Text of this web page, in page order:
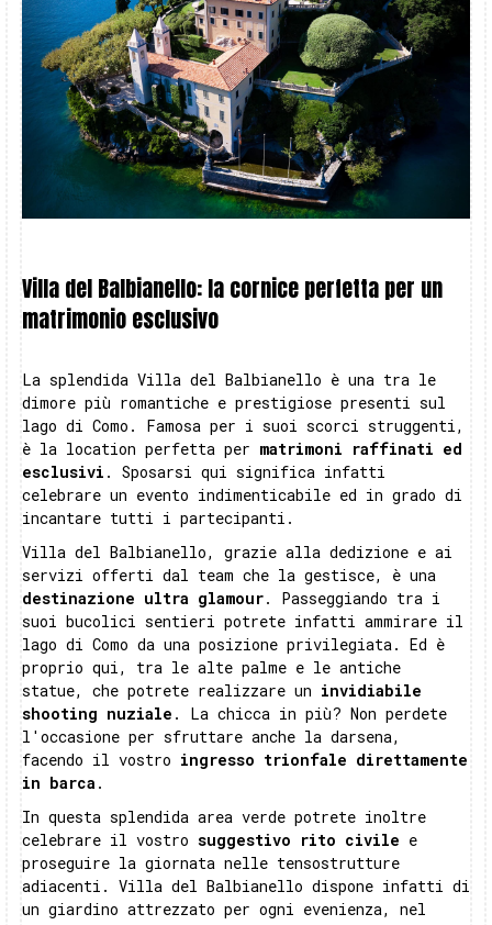
Villa del Balbianello: la cornice perfetta per un
matrimonio esclusivo
La splendida Villa del Balbianello è una tra le
dimore più romantiche e prestigiose presenti sul
lago di Como. Famosa per i suoi scorci struggenti,
è la location perfetta per matrimoni raffinati ed
esclusivi . Sposarsi qui significa infatti
celebrare un evento indimenticabile ed in grado di
incantare tutti i partecipanti.
Villa del Balbianello, grazie alla dedizione e ai
servizi offerti dal team che la gestisce, è una
destinazione ultra glamour. Passeggiando tra i
suoi bucolici sentieri potrete infatti ammirare il
lago di Como da una posizione privilegiata. Ed è
proprio qui, tra le alte palme e le antiche
statue, che potrete realizzare un invidiabile
shooting nuziale . La chicca in più? Non perdete
l'occasione per sfruttare anche la darsena,
facendo il vostro ingresso trionfale direttamente
in barca .
In questa splendida area verde potrete inoltre
celebrare il vostro suggestivo rito civile e
proseguire la giornata nelle tensostrutture
adiacenti. Villa del Balbianello dispone infatti di
un giardino attrezzato per ogni evenienza, nel